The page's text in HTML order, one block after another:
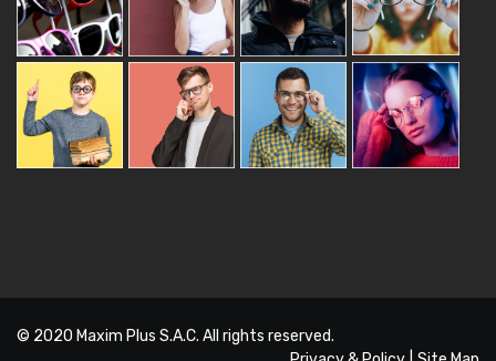
© 2020 Maxim Plus S.A.C. All rights reserved.